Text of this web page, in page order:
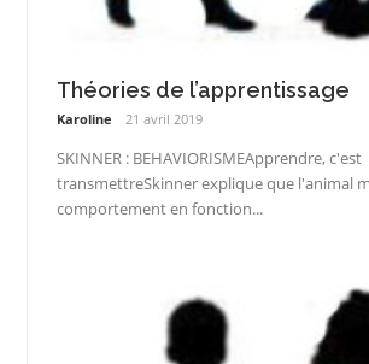
Théories de l’apprentissage
Karoline 21 avril 2019
SKINNER : BEHAVIORISMEApprendre, c'est
transmettreSkinner explique que l'animal
comportement en fonction...